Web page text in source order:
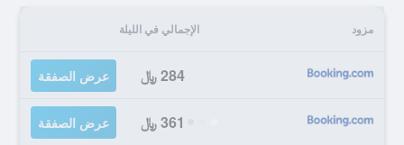
مزود الإجمالي في الليلة
284 ﷼ عرض الصفقة
361 ﷼ عرض الصفقة